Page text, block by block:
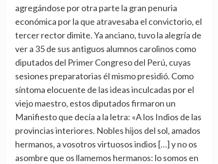
agregándose por otra parte la gran penuria
económica por la que atravesaba el convictorio, el
tercer rector dimite. Ya anciano, tuvo la alegría de
ver a 35 de sus antiguos alumnos carolinos como
diputados del Primer Congreso del Perú, cuyas
sesiones preparatorias él mismo presidió. Como
síntoma elocuente de las ideas inculcadas por el
viejo maestro, estos diputados firmaron un
Manifiesto que decía a la letra: «A los Indios de las
provincias interiores. Nobles hijos del sol, amados
hermanos, a vosotros virtuosos indios […] y no os
asombre que os llamemos hermanos: lo somos en